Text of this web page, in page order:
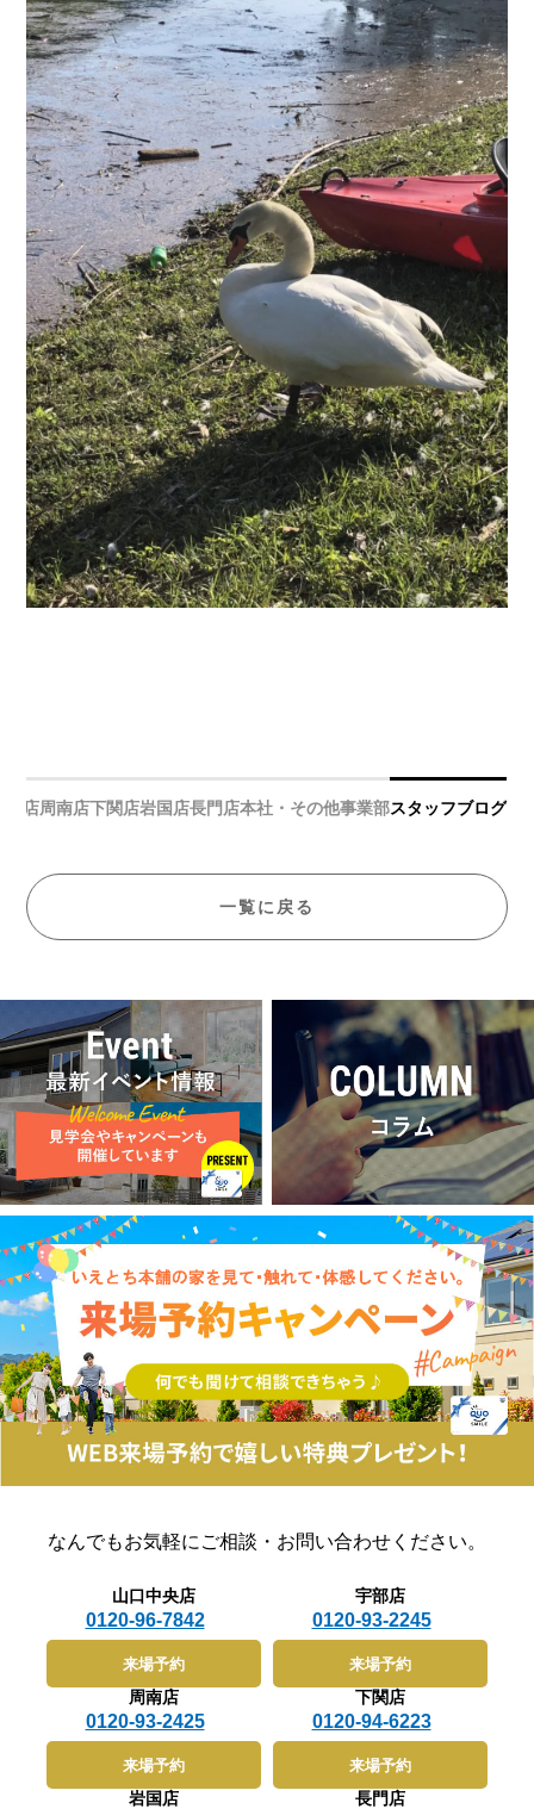
部店周南店下関店岩国店長門店本社・その他事業部スタッフブログ
一覧に戻る
なんでもお気軽に ご相談・お問い合わせください。
山口中央店
0120-96-7842
来場予約
宇部店
0120-93-2245
来場予約
周南店
0120-93-2425
来場予約
下関店
0120-94-6223
来場予約
岩国店 長門店